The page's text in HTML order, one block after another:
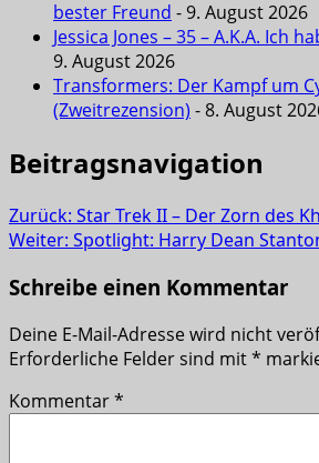
bester Freund - 9. August 2026
Jessica Jones – 35 – A.K.A. Ich
9. August 2026
Transformers: Der Kampf um
(Zweitrezension) - 8. August
Beitragsnavigation
Zurück: Star Trek II – Der Zorn des
Weiter: Spotlight: Harry Dean
Schreibe einen Kommentar
Deine E-Mail-Adresse wird nicht
Erforderliche Felder sind mit*
Kommentar*